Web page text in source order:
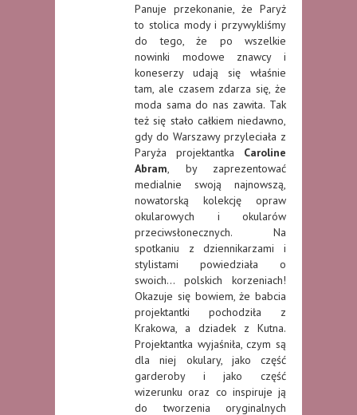
Panuje przekonanie, że Paryż
to stolica mody i przywykliśmy
do tego, że po wszelkie
nowinki modowe znawcy i
koneserzy udają się właśnie
tam, ale czasem zdarza się, że
moda sama do nas zawita. Tak
też się stało całkiem niedawno,
gdy do Warszawy przyleciała z
Paryża projektantka Caroline
Abram, by zaprezentować
medialnie swoją najnowszą,
nowatorską kolekcję opraw
okularowych i okularów
przeciwsłonecznych. Na
spotkaniu z dziennikarzami i
stylistami powiedziała o
swoich… polskich korzeniach!
Okazuje się bowiem, że babcia
projektantki pochodziła z
Krakowa, a dziadek z Kutna.
Projektantka wyjaśniła, czym są
dla niej okulary, jako część
garderoby i jako część
wizerunku oraz co inspiruje ją
do tworzenia oryginalnych